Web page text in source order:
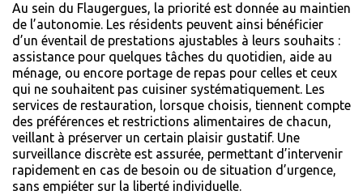
Au sein du Flaugergues, la priorité est donnée au maintien
de l’autonomie. Les résidents peuvent ainsi bénéficier
d’un éventail de prestations ajustables à leurs souhaits :
assistance pour quelques tâches du quotidien, aide au
ménage, ou encore portage de repas pour celles et ceux
qui ne souhaitent pas cuisiner systématiquement. Les
services de restauration, lorsque choisis, tiennent compte
des préférences et restrictions alimentaires de chacun,
veillant à préserver un certain plaisir gustatif. Une
surveillance discrète est assurée, permettant d’intervenir
rapidement en cas de besoin ou de situation d’urgence,
sans empiéter sur la liberté individuelle.